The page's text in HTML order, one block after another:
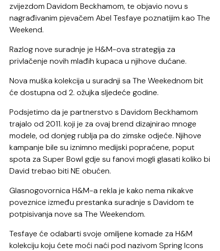
zvijezdom Davidom Beckhamom, te objavio novu s
nagrađivanim pjevačem Abel Tesfaye poznatijim kao The
Weekend.
Razlog nove suradnje je H&M-ova strategija za
privlačenje novih mlađih kupaca u njihove dućane.
Nova muška kolekcija u suradnji sa The Weekednom bit
će dostupna od 2. ožujka sljedeće godine.
Podsjetimo da je partnerstvo s Davidom Beckhamom
trajalo od 2011. koji je za ovaj brend dizajnirao mnoge
modele, od donjeg rublja pa do zimske odjeće. Njihove
kampanje bile su iznimno medijski popraćene, poput
spota za Super Bowl gdje su fanovi mogli glasati koliko bi
David trebao biti NE obućen.
Glasnogovornica H&M-a rekla je kako nema nikakve
poveznice između prestanka suradnje s Davidom te
potpisivanja nove sa The Weekendom.
Tesfaye će odabarti svoje omiljene komade za H&M
kolekciju koju ćete moći naći pod nazivom Spring Icons